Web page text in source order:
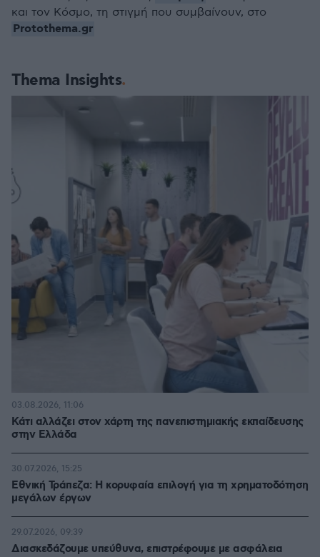
Thema Insights
Κάτι αλλάζει στον χάρτη της πανεπιστημιακής εκπαίδευσης
στην Ελλάδα
03.08.2026, 11:06
Εθνική Τράπεζα: Η κορυφαία επιλογή για τη χρηματοδότηση
μεγάλων έργων
30.07.2026, 15:25
Διασκεδάζουμε υπεύθυνα, επιστρέφουμε με ασφάλεια
29.07.2026, 09:39
και τον Κόσμο, τη στιγμή που συμβαίνουν, στο
Protothema.gr